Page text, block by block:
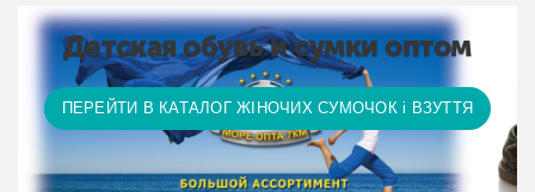
Детская обувь и сумки оптом
ПЕРЕЙТИ В КАТАЛОГ ЖІНОЧИХ СУМОЧОК і ВЗУТТЯ